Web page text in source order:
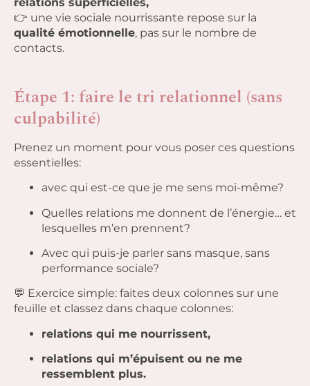
relations superficielles,
👉 une vie sociale nourrissante repose sur la
qualité émotionnelle, pas sur le nombre de
contacts.
Étape 1: faire le tri relationnel (sans
culpabilité)
Prenez un moment pour vous poser ces questions
essentielles:
avec qui est-ce que je me sens moi-même?
Quelles relations me donnent de l’énergie… et
lesquelles m’en prennent?
Avec qui puis-je parler sans masque, sans
performance sociale?
💬 Exercice simple: faites deux colonnes sur une
feuille et classez dans chaque colonnes:
relations qui me nourrissent,
relations qui m’épuisent ou ne me
ressemblent plus.